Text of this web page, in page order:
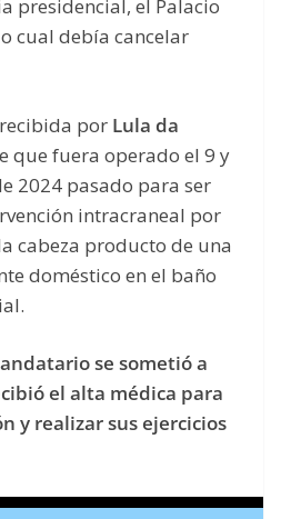
presidencial, el Palacio
cual debía cancelar
por Lula da
que fuera operado el 9 y
2024 pasado para ser
intracraneal por
cabeza producto de una
doméstico en el baño
se sometió a
el alta médica para
y realizar sus ejercicios